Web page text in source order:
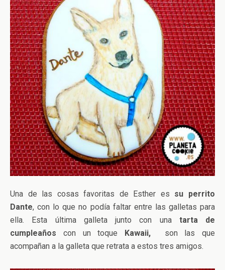
Una de las cosas favoritas de Esther es su perrito
Dante, con lo que no podía faltar entre las galletas para
ella. Esta última galleta junto con una tarta de
cumpleaños con un toque Kawaii, son las que
acompañan a la galleta que retrata a estos tres amigos.